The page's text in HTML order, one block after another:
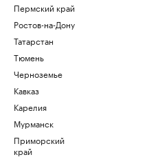
Пермский край
Ростов-на-Дону
Татарстан
Тюмень
Черноземье
Кавказ
Карелия
Мурманск
Приморский
край